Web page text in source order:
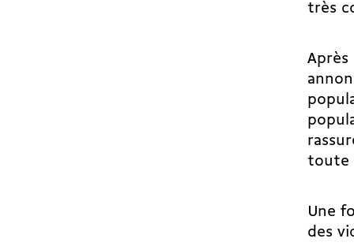
très
Après
toute
Une
des